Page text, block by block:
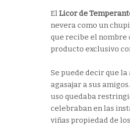
ElLicor de
nevera como un
que recibe el nombre
producto exclusivo
Se puede decir que
agasajar a sus
uso quedaba
celebraban en las
viñas propiedad de